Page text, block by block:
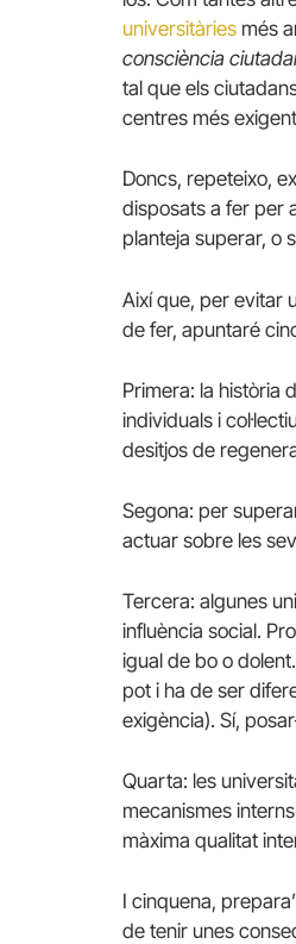
universitàries més
consciència
tal que els
centres més
Doncs, repeteixo,
disposats a fer per
planteja superar, o
Així que, per evitar
de fer, apuntaré
Primera: la història
individuals i
desitjos de
Segona: per
actuar sobre les
Tercera: algunes
influència social.
igual de bo o
pot i ha de ser
exigència). Sí,
Quarta: les
mecanismes
màxima qualitat
I cinquena,
de tenir unes